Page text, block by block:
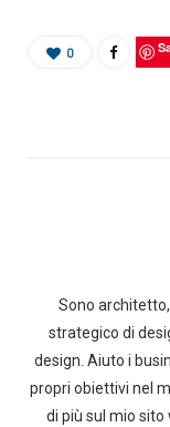
0
Sono
strategico di
design. Aiuto i
propri obiettivi nel
di più sul mio